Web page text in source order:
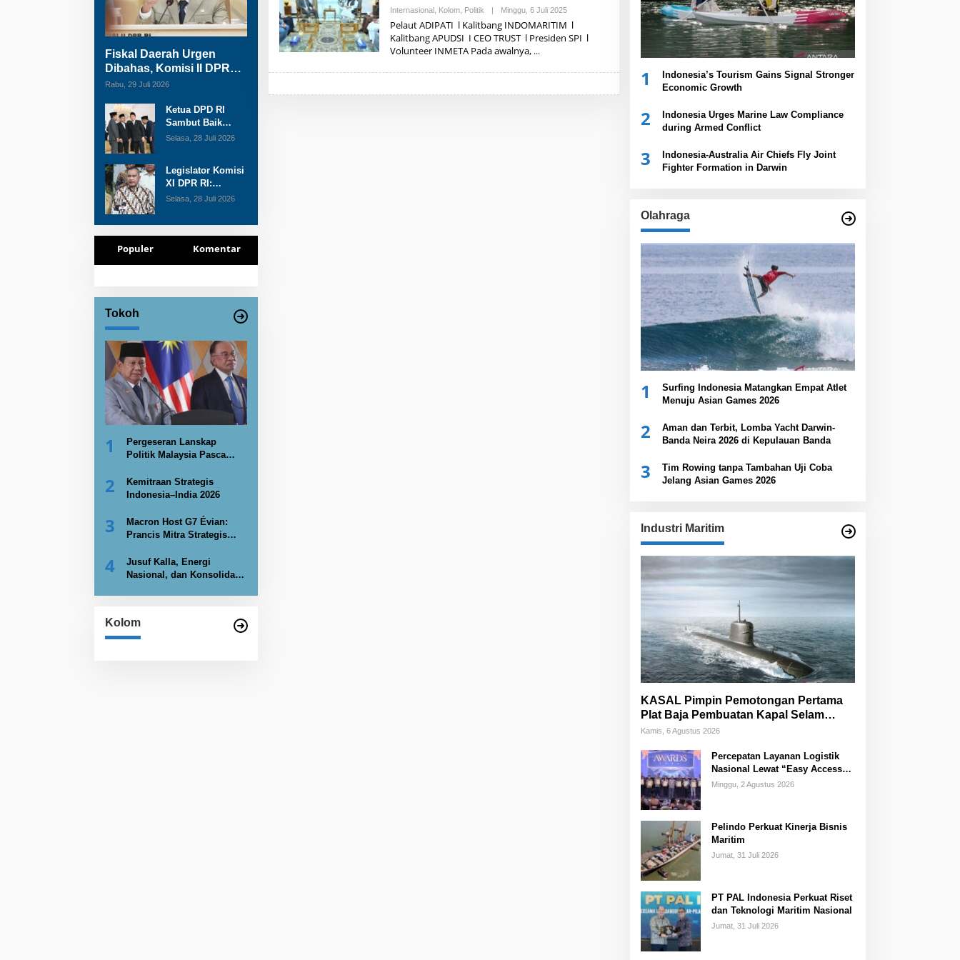
Fiskal Daerah Urgen
Dibahas, Komisi II DPR
akan Gelar RDP Meski
Rabu, 29 Juli 2026
Ketua DPD RI
Sambut Baik
Skema Top Up
Selasa, 28 Juli 2026
Legislator Komisi
XI DPR RI:
Pengganti Perry
Independensi BI
Selasa, 28 Juli 2026
Populer Komentar
Tokoh
1
Pergeseran Lanskap
Politik Malaysia Pasca
2
Kemitraan Strategis
Indonesia–India 2026
3
Macron Host G7 Évian:
Prancis Mitra Strategis
Nuklir
4
Jusuf Kalla, Energi
Nasional, dan Konsolidasi
Kolom
Internasional, Kolom, Politik | Minggu, 6 Juli 2025O
H
Pelaut ADIPATI l Kalitbang INDOMARITIM l
Kalitbang APUDSI I CEO TRUST l Presiden SPI l
Volunteer INMETA Pada awalnya,
1
Indonesia’s Tourism Gains Signal Stronger
Economic Growth
2
Indonesia Urges Marine Law Compliance
during Armed Conflict
3
Indonesia-Australia Air Chiefs Fly Joint
Fighter Formation in Darwin
Olahraga
1
Surfing Indonesia Matangkan Empat Atlet
Menuju Asian Games 2026
2
Aman dan Terbit, Lomba Yacht Darwin-
Banda Neira 2026 di Kepulauan Banda
3
Tim Rowing tanpa Tambahan Uji Coba
Jelang Asian Games 2026
Industri Maritim
KASAL Pimpin Pemotongan Pertama
Plat Baja Pembuatan Kapal Selam
Scorpene
Kamis, 6 Agustus 2026
Percepatan Layanan Logistik
Nasional Lewat “Easy Access
Zone Integration”
Minggu, 2 Agustus 2026
Pelindo Perkuat Kinerja Bisnis
Maritim
Jumat, 31 Juli 2026
PT PAL Indonesia Perkuat Riset
dan Teknologi Maritim Nasional
Jumat, 31 Juli 2026